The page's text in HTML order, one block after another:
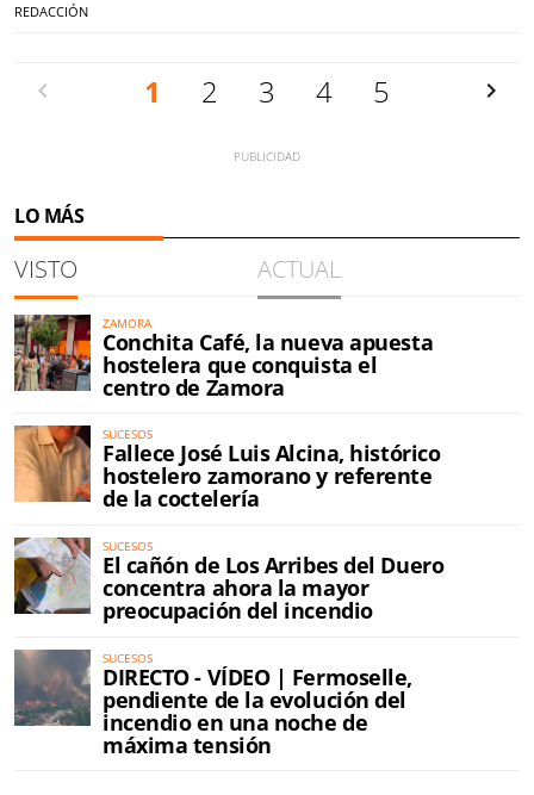
REDACCIÓN
1 2 3 4 5
LO MÁS
VISTO ACTUAL
ZAMORA
Conchita Café, la nueva apuesta
hostelera que conquista el
centro de Zamora
SUCESOS
Fallece José Luis Alcina, histórico
hostelero zamorano y referente
de la coctelería
SUCESOS
El cañón de Los Arribes del Duero
concentra ahora la mayor
preocupación del incendio
SUCESOS
DIRECTO - VÍDEO | Fermoselle,
pendiente de la evolución del
incendio en una noche de
máxima tensión